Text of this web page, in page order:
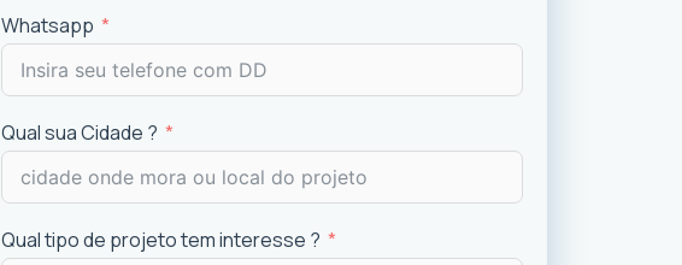
Whatsapp
Qual sua Cidade ?
Qual tipo de projeto tem interesse ?